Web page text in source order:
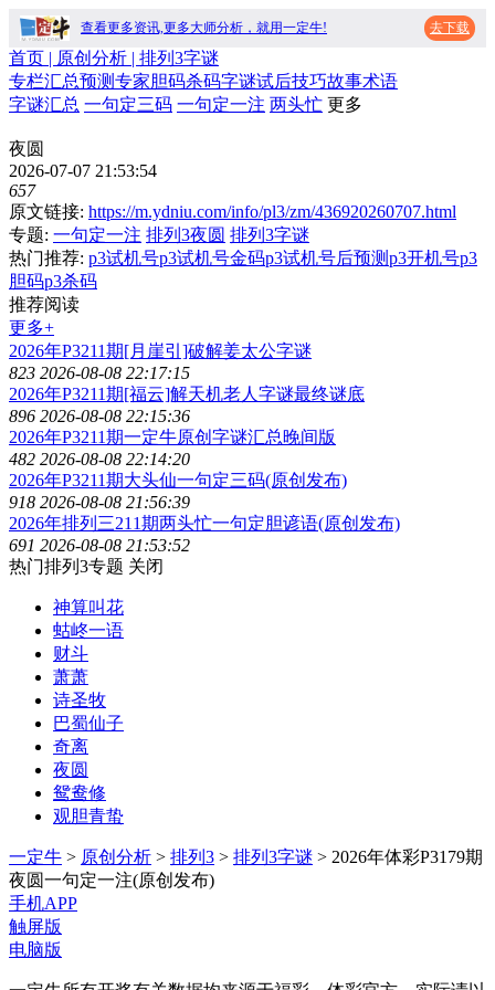
查看更多资讯,更多大师分析，就用一定牛! 去下载
首页 | 原创分析 | 排列3字谜
专栏汇总预测专家胆码杀码字谜试后技巧故事术语
字谜汇总 一句定三码 一句定一注 两头忙 更多
夜圆
2026-07-07 21:53:54
657
原文链接: https://m.ydniu.com/info/pl3/zm/436920260707.html
专题: 一句定一注 排列3夜圆 排列3字谜
热门推荐: p3试机号p3试机号金码p3试机号后预测p3开机号p3
胆码p3杀码
推荐阅读
更多+
2026年P3211期[月崖引]破解姜太公字谜
823 2026-08-08 22:17:15
2026年P3211期[福云]解天机老人字谜最终谜底
896 2026-08-08 22:15:36
2026年P3211期一定牛原创字谜汇总晚间版
482 2026-08-08 22:14:20
2026年P3211期大头仙一句定三码(原创发布)
918 2026-08-08 21:56:39
2026年排列三211期两头忙一句定胆谚语(原创发布)
691 2026-08-08 21:53:52
热门排列3专题 关闭
神算叫花
蛄峂一语
财斗
萧萧
诗圣牧
巴蜀仙子
奇离
夜圆
鸳鸯修
观胆青蛰
一定牛 > 原创分析 > 排列3 > 排列3字谜 > 2026年体彩P3179期
夜圆一句定一注(原创发布)
手机APP
触屏版
电脑版